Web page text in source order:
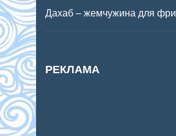
Дахаб – жемчужина для
РЕКЛАМА